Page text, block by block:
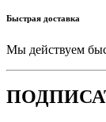
Быстрая доставка
Мы действуем